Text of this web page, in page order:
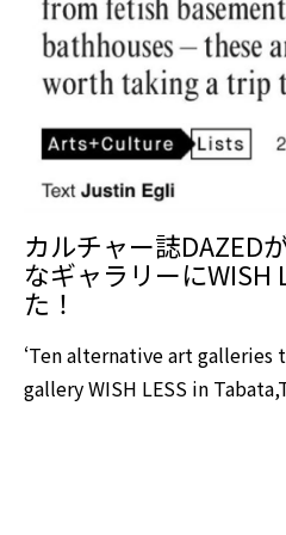
カルチャー誌DAZED
なギャラリーにWISH
た！
‘Ten alternative art galleries
gallery WISH LESS in